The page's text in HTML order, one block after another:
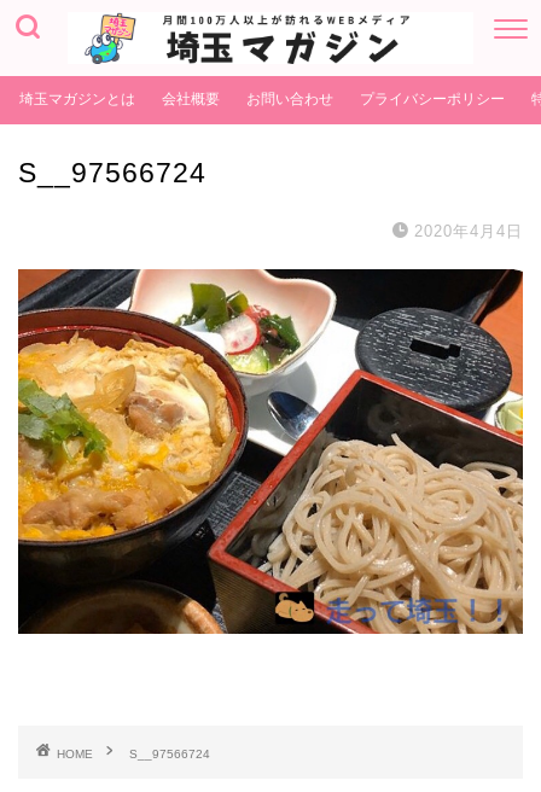
埼玉マガジンとは 会社概要 お問い合わせ プライバシーポリシー
S__97566724
2020年4月4日
HOME S__97566724